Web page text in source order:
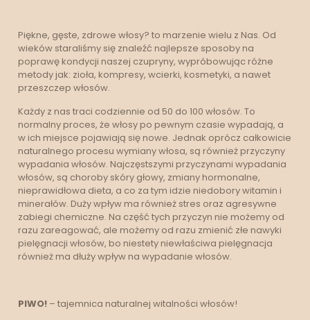
Piękne, gęste, zdrowe włosy? to marzenie wielu z Nas. Od
wieków staraliśmy się znaleźć najlepsze sposoby na
poprawę kondycji naszej czupryny, wypróbowując różne
metody jak: zioła, kompresy, wcierki, kosmetyki, a nawet
przeszczep włosów.
Każdy z nas traci codziennie od 50 do 100 włosów. To
normalny proces, że włosy po pewnym czasie wypadają, a
w ich miejsce pojawiają się nowe. Jednak oprócz całkowicie
naturalnego procesu wymiany włosa, są również przyczyny
wypadania włosów. Najczęstszymi przyczynami wypadania
włosów, są choroby skóry głowy, zmiany hormonalne,
nieprawidłowa dieta, a co za tym idzie niedobory witamin i
minerałów. Duży wpływ ma również stres oraz agresywne
zabiegi chemiczne. Na część tych przyczyn nie możemy od
razu zareagować, ale możemy od razu zmienić złe nawyki
pielęgnacji włosów, bo niestety niewłaściwa pielęgnacja
również ma dłuży wpływ na wypadanie włosów.
PIWO! – tajemnica naturalnej witalności włosów!